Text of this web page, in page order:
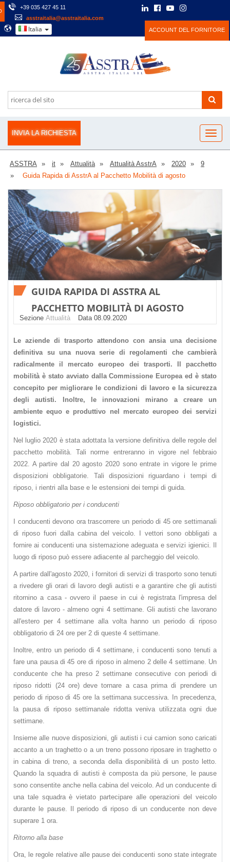
+39 035 427 45 11
asstraitalia@asstraitalia.com
Italia ACCOUNT DEL FORNITORE
INVIA LA RICHIESTA
ASSTRA it Attualità Attualità AsstrA 2020
9
Guida Rapida di AsstrA al Pacchetto Mobilità di agosto
GUIDA RAPIDA DI ASSTRA AL
PACCHETTO MOBILITÀ DI AGOSTO
Sezione Attualità Datа 08.09.2020
Le aziende di trasporto attendono con ansia una decisione
definitiva su una nuova serie di regolamenti che cambierà
radicalmente il mercato europeo dei trasporti. Il pacchetto
mobilità è stato avviato dalla Commissione Europea ed è stato
concepito per migliorare le condizioni di lavoro e la sicurezza
degli autisti. Inoltre, le innovazioni mirano a creare un
ambiente equo e produttivo nel mercato europeo dei servizi
logistici.
Nel luglio 2020 è stata adottata la versione definitiva delle regole del
pacchetto mobilità. Tali norme entreranno in vigore nel febbraio
2022. A partire dal 20 agosto 2020 sono entrate in vigore le prime
disposizioni obbligatorie. Tali disposizioni riguardano i tempi di
riposo, i rientri alla base e le estensioni dei tempi di guida.
Riposo obbligatorio per i conducenti
I conducenti devono ora trascorrere un periodo di 45 ore settimanali
di riposo fuori dalla cabina del veicolo. I vettori sono obbligati a
fornire ai conducenti una sistemazione adeguata e servizi igienici. Il
luogo di riposo può essere adiacente al parcheggio del veicolo.
A partire dall'agosto 2020, i fornitori di servizi di trasporto sono tenuti
a rivedere gli orari di lavoro degli autisti e a garantire che gli autisti
ritornino a casa - ovvero il paese in cui è registrata l'impresa del
datore di lavoro - almeno ogni 4 settimane. Gli autisti che lavorano
all'estero per 4 settimane alla volta hanno un periodo di riposo
obbligatorio di 24 ore per 2 di queste 4 settimane.
Inoltre, entro un periodo di 4 settimane, i conducenti sono tenuti a
fare una pausa di 45 ore di riposo in almeno 2 delle 4 settimane. Un
conducente che ha preso 2 settimane consecutive con periodi di
riposo ridotti (24 ore) deve tornare a casa prima di prendere un
periodo di riposo di 45 ore la settimana successiva. In precedenza,
la pausa di riposo settimanale ridotta veniva utilizzata ogni due
settimane.
Insieme alle nuove disposizioni, gli autisti i cui camion sono caricati
accanto a un traghetto o a un treno possono riposare in traghetto o
in cabina di treno, a seconda della disponibilità di un posto letto.
Quando la squadra di autisti è composta da più persone, le pause
sono consentite anche nella cabina del veicolo. Ad un conducente di
una tale squadra è vietato partecipare alle operazioni del veicolo
durante le pause. Il periodo di riposo di un conducente non deve
superare 1 ora.
Ritorno alla base
Ora, le regole relative alle pause dei conducenti sono state integrate